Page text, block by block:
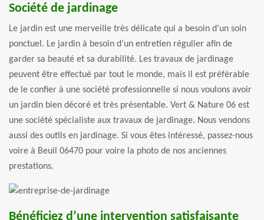
Société de jardinage
Le jardin est une merveille très délicate qui a besoin d’un soin
ponctuel. Le jardin à besoin d’un entretien régulier afin de
garder sa beauté et sa durabilité. Les travaux de jardinage
peuvent être effectué par tout le monde, mais il est préférable
de le confier à une société professionnelle si nous voulons avoir
un jardin bien décoré et très présentable. Vert & Nature 06 est
une société spécialiste aux travaux de jardinage. Nous vendons
aussi des outils en jardinage. Si vous êtes intéressé, passez-nous
voire à Beuil 06470 pour voire la photo de nos anciennes
prestations.
Bénéficiez d’une intervention satisfaisante